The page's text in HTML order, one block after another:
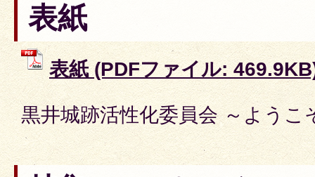
表紙
表紙 (PDFファイル:
黒井城跡活性化委員会 ～ようこ